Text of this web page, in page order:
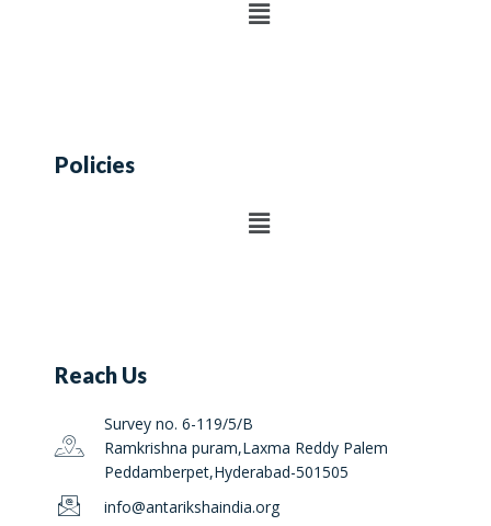
Policies
Reach Us
Survey no. 6-119/5/B
Ramkrishna puram,Laxma Reddy Palem
Peddamberpet,Hyderabad-501505
info@antarikshaindia.org